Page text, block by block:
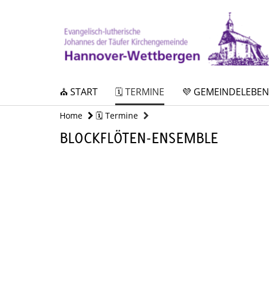
⛪ START 🗓️ TERMINE 💜 GEMEINDELEBEN
Home 🗓️ Termine
BLOCKFLÖTEN-ENSEMBLE